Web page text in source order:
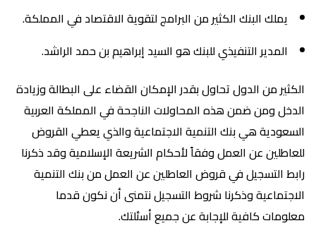
يملك البنك الكثير من البرامج لتقوية الاقتصاد في المملكة.
المدير التنفيذي للبنك هو السيد إبراهيم بن حمد الراشد.
الكثير من الدول تحاول بقدر الإمكان القضاء على البطالة وزيادة
الدخل ومن ضمن هذه المحاولات الناجحة في المملكة العربية
السعودية هي بنك التنمية الاجتماعية والذي يعطي القروض
للعاطلين عن العمل وفقاً لأحكام الشريعة الإسلامية وقد ذكرنا
رابط التسجيل في قروض العاطلين عن العمل من بنك التنمية
الاجتماعية وذكرنا شروط التسجيل نتمنى أن نكون قدما
معلومات كافية للإجابة عن جميع أسئلتك.